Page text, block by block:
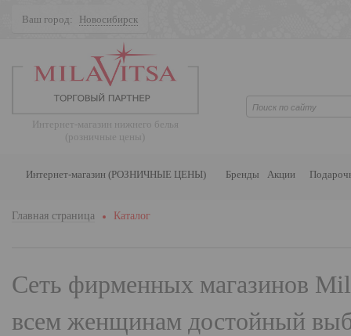
Ваш город: Новосибирск
Интернет-магазин нижнего белья
(розничные цены)
Интернет-магазин (РОЗНИЧНЫЕ ЦЕНЫ) Бренды Акции
Главная страница Каталог
Сеть фирменных магазинов
всем женщинам достойный